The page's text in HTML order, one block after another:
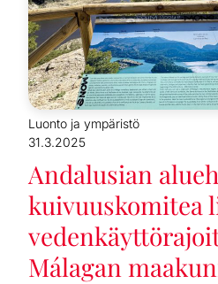
Luonto ja ympäristö
31.3.2025
Andalusian
kuivuuskomitea
Málagan